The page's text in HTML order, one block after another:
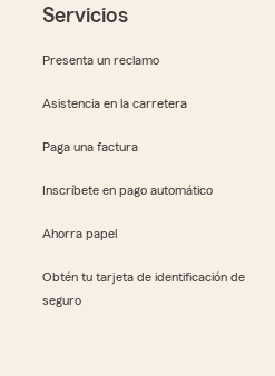
Servicios
Presenta un reclamo
Asistencia en la carretera
Paga una factura
Inscríbete en pago automático
Ahorra papel
Obtén tu tarjeta de identificación de
seguro